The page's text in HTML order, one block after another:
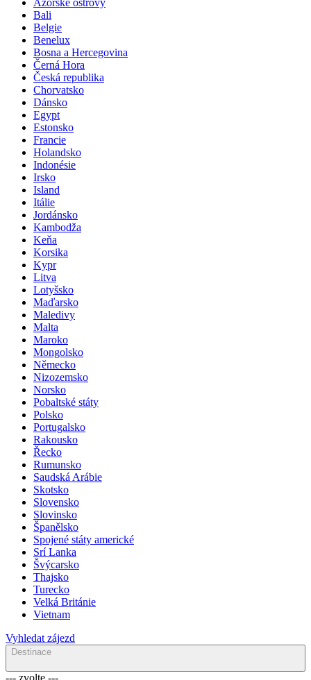
Bali
Belgie
Benelux
Bosna a Hercegovina
Černá Hora
Česká republika
Chorvatsko
Dánsko
Egypt
Estonsko
Francie
Holandsko
Indonésie
Irsko
Island
Itálie
Jordánsko
Kambodža
Keňa
Korsika
Kypr
Litva
Lotyšsko
Maďarsko
Maledivy
Malta
Maroko
Mongolsko
Německo
Nizozemsko
Norsko
Pobaltské státy
Polsko
Portugalsko
Rakousko
Řecko
Rumunsko
Saudská Arábie
Skotsko
Slovensko
Slovinsko
Španělsko
Spojené státy americké
Srí Lanka
Švýcarsko
Thajsko
Turecko
Velká Británie
Vietnam
Vyhledat zájezd
Destinace
--- zvolte ---